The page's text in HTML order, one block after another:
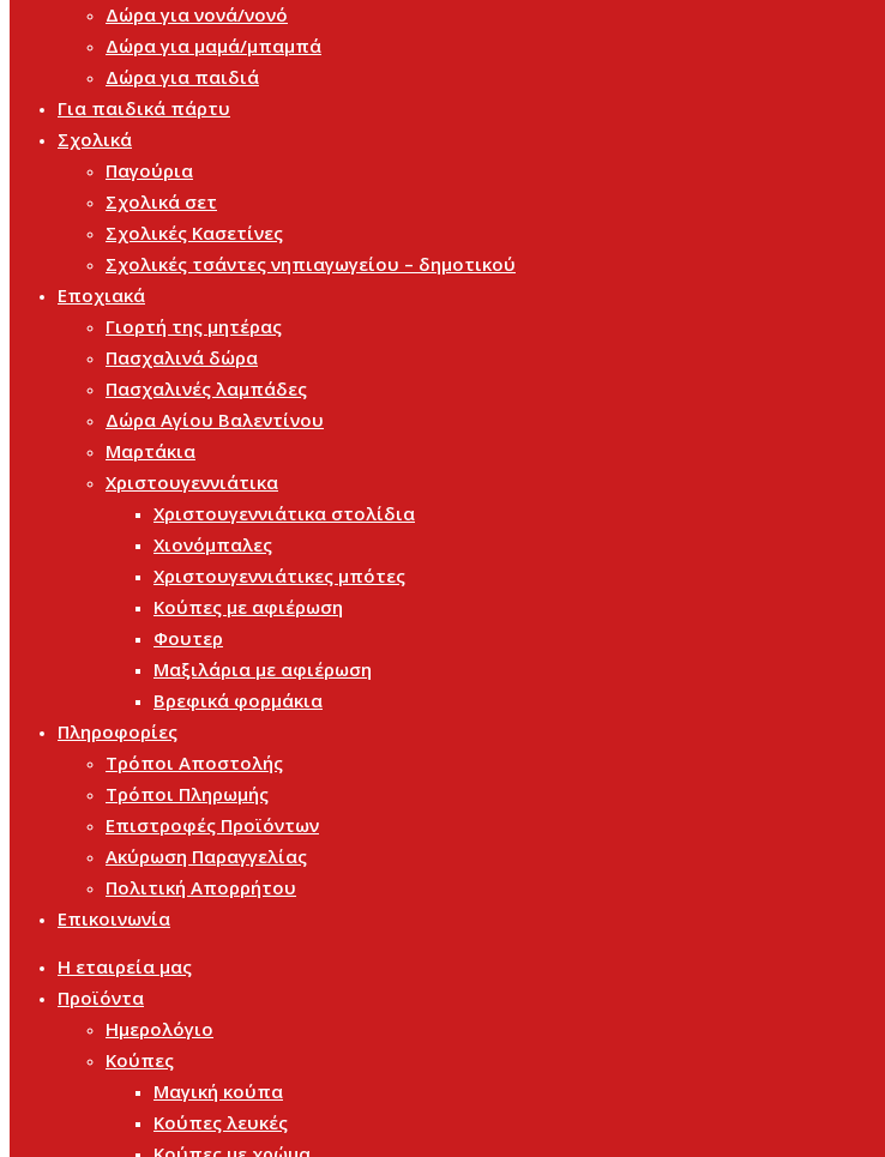
Δώρα για νονά/νονό
Δώρα για μαμά/μπαμπά
Δώρα για παιδιά
Για παιδικά πάρτυ
Σχολικά
Παγούρια
Σχολικά σετ
Σχολικές Κασετίνες
Σχολικές τσάντες νηπιαγωγείου – δημοτικού
Εποχιακά
Γιορτή της μητέρας
Πασχαλινά δώρα
Πασχαλινές λαμπάδες
Δώρα Αγίου Βαλεντίνου
Μαρτάκια
Χριστουγεννιάτικα
Χριστουγεννιάτικα στολίδια
Χιονόμπαλες
Χριστουγεννιάτικες μπότες
Κούπες με αφιέρωση
Φουτερ
Μαξιλάρια με αφιέρωση
Βρεφικά φορμάκια
Πληροφορίες
Τρόποι Αποστολής
Τρόποι Πληρωμής
Επιστροφές Προϊόντων
Ακύρωση Παραγγελίας
Πολιτική Απορρήτου
Επικοινωνία
Η εταιρεία μας
Προϊόντα
Ημερολόγιο
Κούπες
Μαγική κούπα
Κούπες λευκές